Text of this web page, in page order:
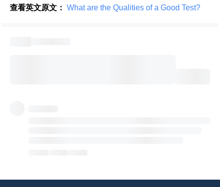
查看英文原文： What are the Qualities of a Good Test?